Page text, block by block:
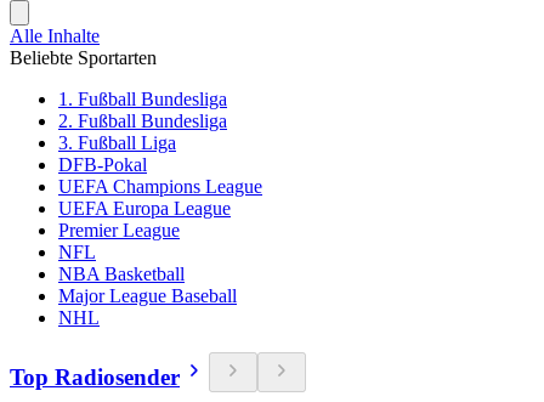
Alle Inhalte
Beliebte Sportarten
1. Fußball Bundesliga
2. Fußball Bundesliga
3. Fußball Liga
DFB-Pokal
UEFA Champions League
UEFA Europa League
Premier League
NFL
NBA Basketball
Major League Baseball
NHL
Top Radiosender